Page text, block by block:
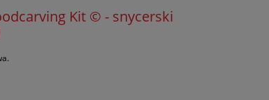
Kit © - snycerski